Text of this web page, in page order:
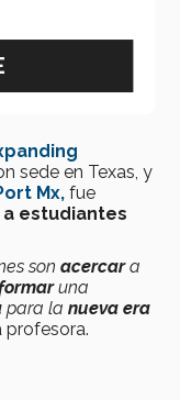
Design
Settlement
competencia
alumnos de
sede en Texas, y
Mx, fue
estudiantes
son acercara
una
para la nueva era
profesora.